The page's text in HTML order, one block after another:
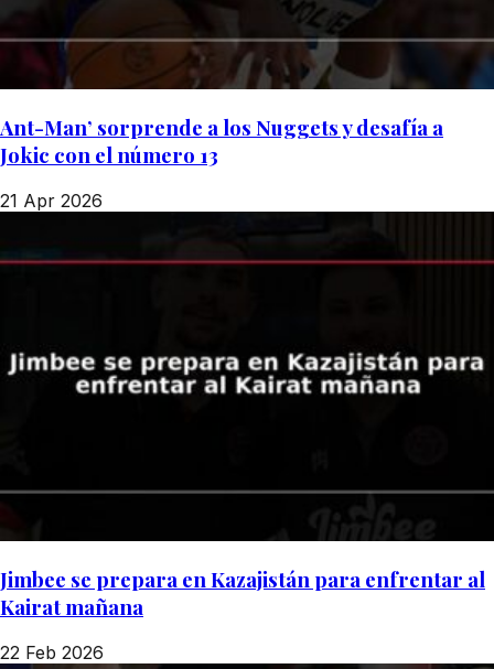
Ant-Man’ sorprende a los Nuggets y desafía a
Jokic con el número 13
21 Apr 2026
Jimbee se prepara en Kazajistán para enfrentar al
Kairat mañana
22 Feb 2026